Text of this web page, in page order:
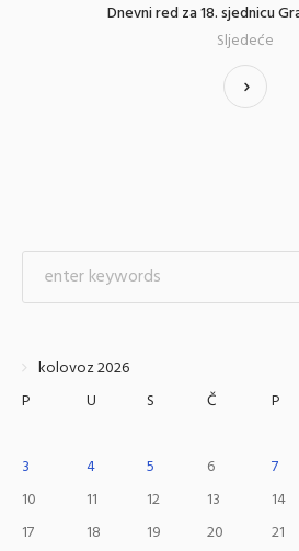
Dnevni red za 18. sjednicu
Sljedeće
kolovoz 2026
P
U S Č P
3
4 5 6 7
10
11 12 13 14
17
18 19 20 21